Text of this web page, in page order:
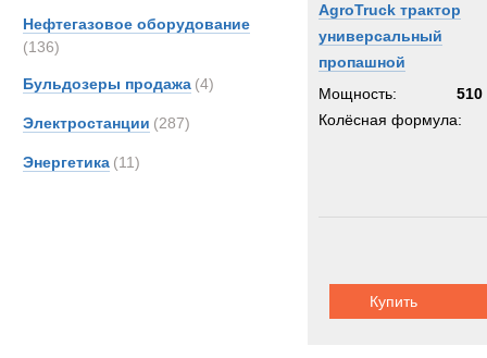
Нефтегазовое оборудование
(136)
Бульдозеры продажа (4)
Электростанции (287)
Энергетика (11)
AgroTruck трактор
универсальный
пропашной
Мощность:
510
Колёсная формула:
Купить